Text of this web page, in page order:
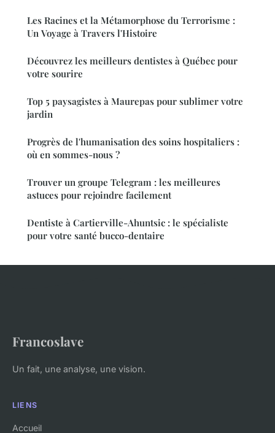
Les Racines et la Métamorphose du Terrorisme :
Un Voyage à Travers l'Histoire
Découvrez les meilleurs dentistes à Québec pour
votre sourire
Top 5 paysagistes à Maurepas pour sublimer votre
jardin
Progrès de l'humanisation des soins hospitaliers :
où en sommes-nous ?
Trouver un groupe Telegram : les meilleures
astuces pour rejoindre facilement
Dentiste à Cartierville-Ahuntsic : le spécialiste
pour votre santé bucco-dentaire
Francoslave
Un fait, une analyse, une vision.
LIENS
Accueil